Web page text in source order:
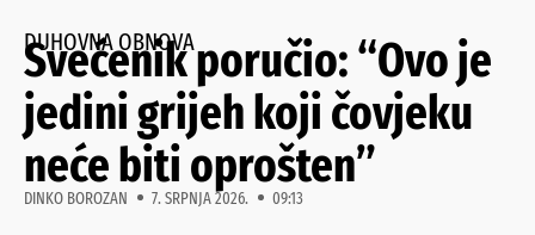
DUHOVNA OBNOVA
Svećenik poručio: “Ovo je
jedini grijeh koji čovjeku
neće biti oprošten”
DINKO BOROZAN 7. SRPNJA 2026. 09:13